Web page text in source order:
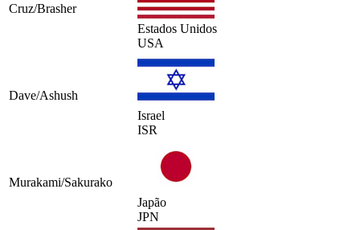
Cruz/Brasher
Estados Unidos
USA
Dave/Ashush
Israel
ISR
Murakami/Sakurako
Japão
JPN